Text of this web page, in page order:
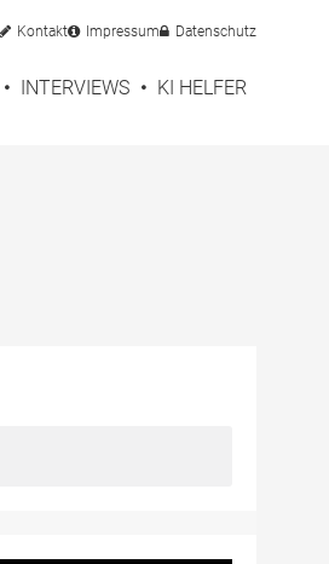
Kontakt Impressum Datenschutz
INTERVIEWS KI HELFER